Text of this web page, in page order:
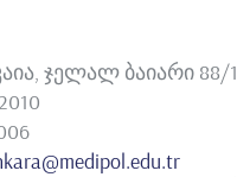
ჯელალ ბაიარი 88/1